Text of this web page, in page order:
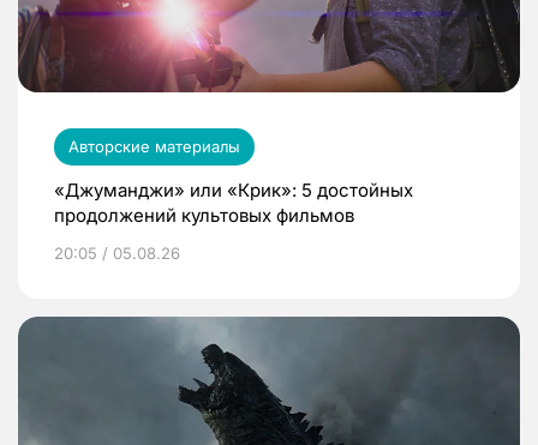
Авторские материалы
«Джуманджи» или «Крик»: 5 достойных
продолжений культовых фильмов
20:05 / 05.08.26